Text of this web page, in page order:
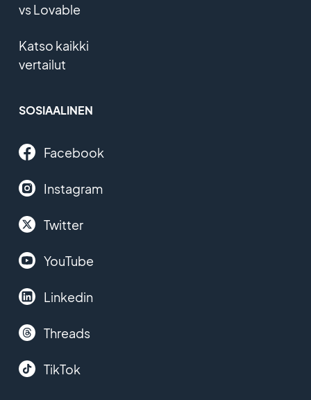
vs Lovable
Katso kaikki
vertailut
SOSIAALINEN
Facebook
Instagram
Twitter
YouTube
Linkedin
Threads
TikTok